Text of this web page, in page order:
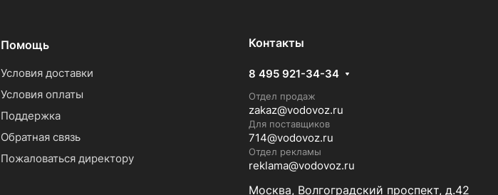
Помощь
Условия доставки
Условия оплаты
Поддержка
Обратная связь
Пожаловаться директору
Контакты
8 495 921-34-34
Отдел продаж
zakaz@vodovoz.ru
Для поставщиков
714@vodovoz.ru
Отдел рекламы
reklama@vodovoz.ru
Москва, Волгоградский проспект, д.42